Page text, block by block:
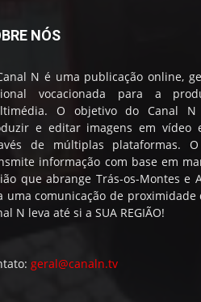
NÓS
N é uma publicação online,
vocacionada para a
O objetivo do Canal
e editar imagens em vídeo
de múltiplas plataformas.
informação com base em
que abrange Trás-os-Montes e
uma comunicação de
N leva até si a SUA REGIÃO!
geral@canaln.tv